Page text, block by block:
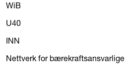
WiB
U40
INN
Nettverk for bærekraftsansvarlige